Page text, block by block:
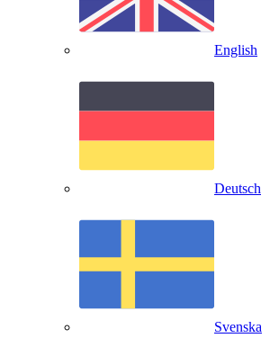
English
Deutsch
Svenska